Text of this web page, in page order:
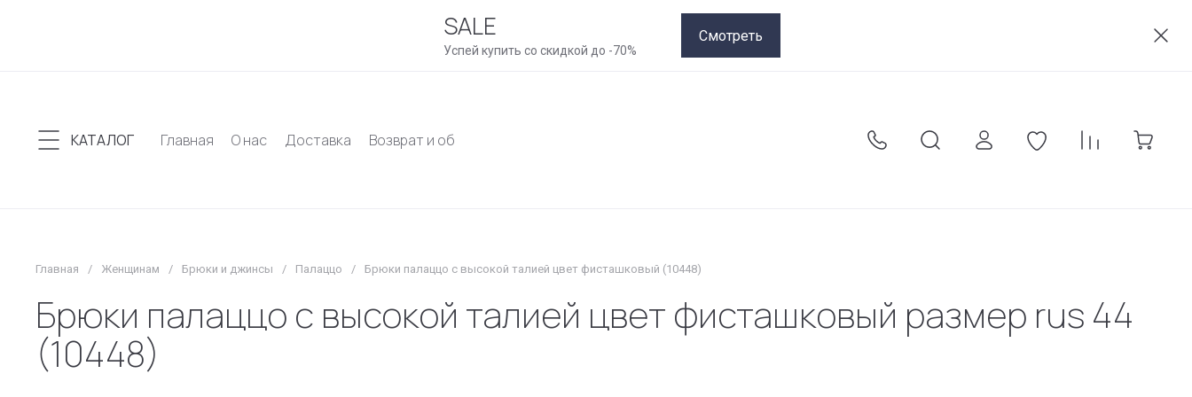
SALE
Успей купить со скидкой до -70%
Смотреть
КАТАЛОГ Главная О нас Доставка Возврат и обмен Оплата Карта сайта Условия соглашения
Главная / Женщинам / Брюки и джинсы / Палаццо / Брюки палаццо с высокой талией цвет фисташковый (10448)
Брюки палаццо с высокой талией цвет фисташковый размер rus 44
(10448)